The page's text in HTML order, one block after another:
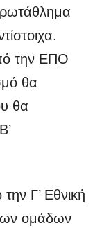
την ΕΠΟ
θα
θα
Γ’ Εθνική
ομάδων